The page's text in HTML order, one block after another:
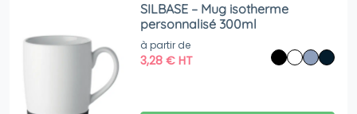
SILBASE – Mug isotherme
personnalisé 300ml
à partir de
3,28€ HT